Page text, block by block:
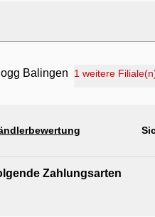
Balingen
Reutlingen
Reutlingen
1 weitere
Zahlungsarten